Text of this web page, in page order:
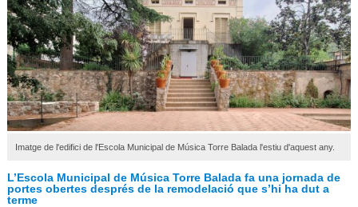
Imatge de l'edifici de l'Escola Municipal de Música Torre Balada l'estiu d'aquest any.
L’Escola Municipal de Música Torre Balada fa una jornada de
portes obertes després de la remodelació que s’hi ha dut a
terme